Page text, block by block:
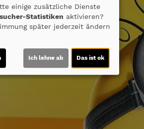
einige zusätzliche Dienste
Statistiken aktivieren?
später jederzeit ändern
Ich lehne ab Das ist ok